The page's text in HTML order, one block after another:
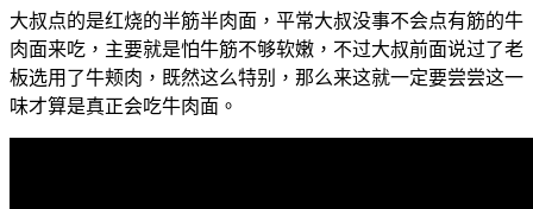
大叔点的是红烧的半筋半肉面，平常大叔没事不会点有筋的牛
肉面来吃，主要就是怕牛筋不够软嫩，不过大叔前面说过了老
板选用了牛颊肉，既然这么特别，那么来这就一定要尝尝这一
味才算是真正会吃牛肉面。